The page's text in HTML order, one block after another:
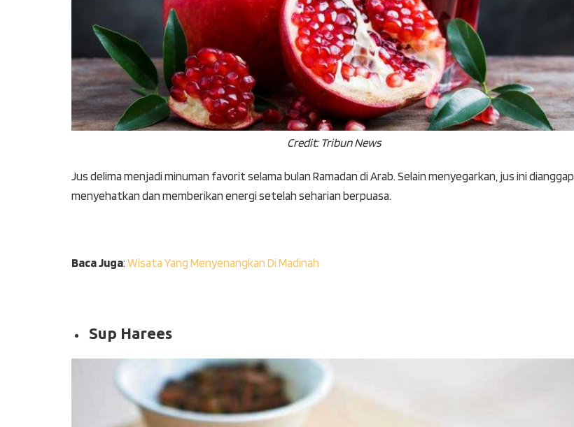
Credit: Tribun News
Jus delima menjadi minuman favorit selama bulan Ramadan di Arab. Selain menyegarkan, jus ini dianggap
menyehatkan dan memberikan energi setelah seharian berpuasa.
Baca Juga: Wisata Yang Menyenangkan Di Madinah
Sup Harees